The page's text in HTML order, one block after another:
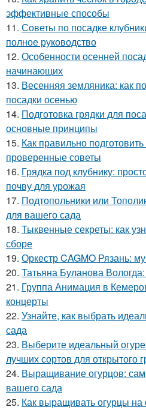
эффективные способы
11. Советы по посадке
полное руководство
12. Особенности осенней
начинающих
13. Весенняя земляника: как
посадки осенью
14. Подготовка грядки для
основные принципы
15. Как правильно
проверенные советы
16. Грядка под клубнику:
почву для урожая
17. Подтопольники или
для вашего сада
18. Тыквенные секреты: как
сборе
19. Оркестр CAGMO Рязань:
20. Татьяна Буланова
21. Группа Анимация в
концерты
22. Узнайте, как выбрать
сада
23. Выберите идеальный
лучших сортов для открытого
24. Выращивание огурцов:
вашего сада
25. Как выращивать огурцы на